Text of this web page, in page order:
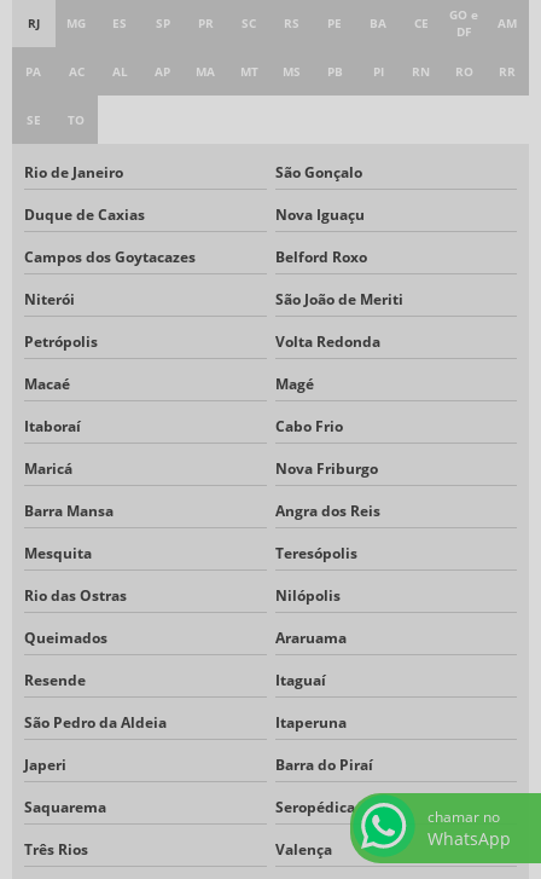
RJ MG ES SP PR SC RS PE BA CE
GO e
DF
AM
PA AC AL AP MA MT MS PB PI RN RO RR
SE TO
Rio de Janeiro São Gonçalo
Duque de Caxias Nova Iguaçu
Campos dos Goytacazes Belford Roxo
Niterói São João de Meriti
Petrópolis Volta Redonda
Macaé Magé
Itaboraí Cabo Frio
Maricá Nova Friburgo
Barra Mansa Angra dos Reis
Mesquita Teresópolis
Rio das Ostras Nilópolis
Queimados Araruama
Resende Itaguaí
São Pedro da Aldeia Itaperuna
Japeri Barra do Piraí
Saquarema Seropédica
Três Rios Valença
chamar no
WhatsApp